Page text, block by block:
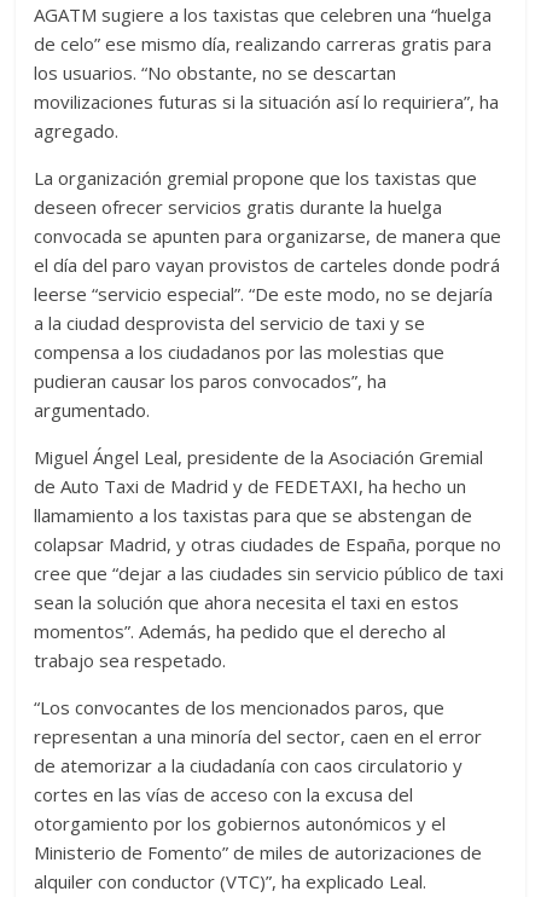
AGATM sugiere a los taxistas que celebren una “huelga
de celo” ese mismo día, realizando carreras gratis para
los usuarios. “No obstante, no se descartan
movilizaciones futuras si la situación así lo requiriera”, ha
agregado.
La organización gremial propone que los taxistas que
deseen ofrecer servicios gratis durante la huelga
convocada se apunten para organizarse, de manera que
el día del paro vayan provistos de carteles donde podrá
leerse “servicio especial”. “De este modo, no se dejaría
a la ciudad desprovista del servicio de taxi y se
compensa a los ciudadanos por las molestias que
pudieran causar los paros convocados”, ha
argumentado.
Miguel Ángel Leal, presidente de la Asociación Gremial
de Auto Taxi de Madrid y de FEDETAXI, ha hecho un
llamamiento a los taxistas para que se abstengan de
colapsar Madrid, y otras ciudades de España, porque no
cree que “dejar a las ciudades sin servicio público de taxi
sean la solución que ahora necesita el taxi en estos
momentos”. Además, ha pedido que el derecho al
trabajo sea respetado.
“Los convocantes de los mencionados paros, que
representan a una minoría del sector, caen en el error
de atemorizar a la ciudadanía con caos circulatorio y
cortes en las vías de acceso con la excusa del
otorgamiento por los gobiernos autonómicos y el
Ministerio de Fomento” de miles de autorizaciones de
alquiler con conductor (VTC)”, ha explicado Leal.